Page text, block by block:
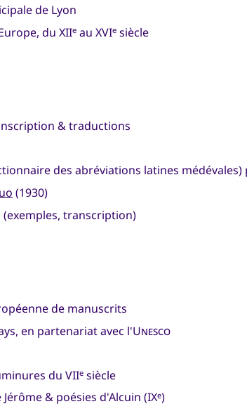
de Lyon
du XIIeau XVIesiècle
& traductions
des abréviations latines médévales)
(1930)
(exemples, transcription)
de manuscrits
en partenariat avec l'Unesco
du VIIesiècle
& poésies d'Alcuin (IXe)